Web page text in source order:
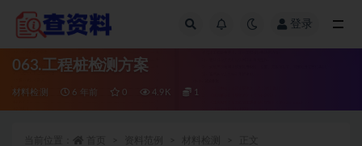
登录
063.工程桩检测方案
材料检测 6 年前 0 4.9K 1